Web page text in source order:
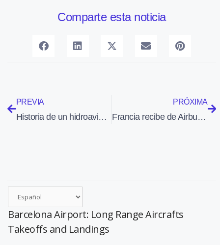
Comparte esta noticia
PREVIA
Historia de un hidroavión enterrado en la arena
PRÓXIMA
Francia recibe de Airbus Military el primero de ocho CN235 adicionales
Barcelona Airport: Long Range Aircrafts
Takeoffs and Landings